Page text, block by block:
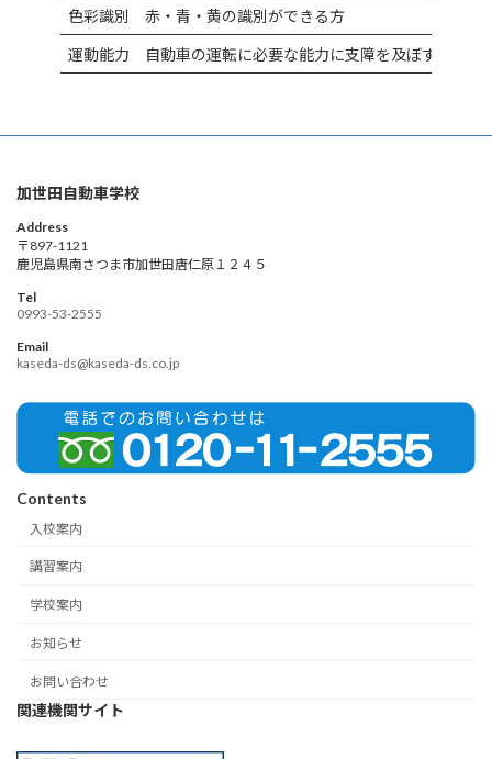
色彩識別 赤・青・黄の識別ができる方
運動能力 自動車の運転に必要な能力に支障を及ぼすおそれ
加世田自動車学校
Address
〒897-1121
鹿児島県南さつま市加世田唐仁原１２４５
Tel
0993-53-2555
Email
kaseda-ds@kaseda-ds.co.jp
Contents
入校案内
講習案内
学校案内
お知らせ
お問い合わせ
関連機関サイト